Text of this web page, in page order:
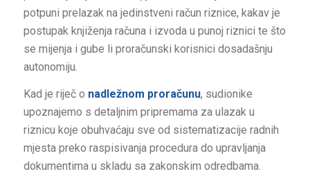
potpuni prelazak na jedinstveni račun riznice, kakav je
postupak knjiženja računa i izvoda u punoj riznici te što
se mijenja i gube li proračunski korisnici dosadašnju
autonomiju.
Kad je riječ o nadležnom proračunu, sudionike
upoznajemo s detaljnim pripremama za ulazak u
riznicu koje obuhvaćaju sve od sistematizacije radnih
mjesta preko raspisivanja procedura do upravljanja
dokumentima u skladu sa zakonskim odredbama.